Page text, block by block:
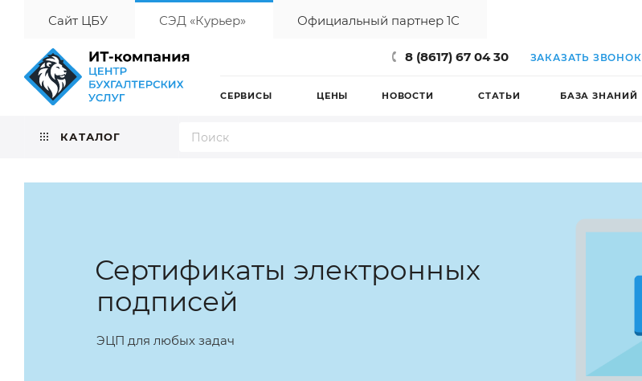
Сайт ЦБУ СЭД «Курьер» Официальный партнер 1С
8 (8617) 67 04 30 ЗАКАЗАТЬ ЗВОНОК
СЕРВИСЫ ЦЕНЫ НОВОСТИ СТАТЬИ БАЗА ЗНАНИЙ
КАТАЛОГ
Сертификаты электронных
подписей
ЭЦП для любых задач